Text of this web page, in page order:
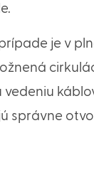
je v
vedeniu
správne